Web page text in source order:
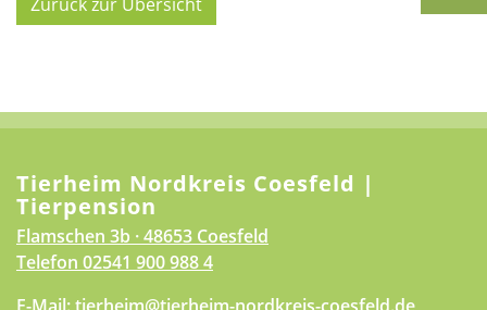
Tierheim Nordkreis Coesfeld |
Tierpension
Flamschen 3b · 48653 Coesfeld
Telefon 02541 900 988 4